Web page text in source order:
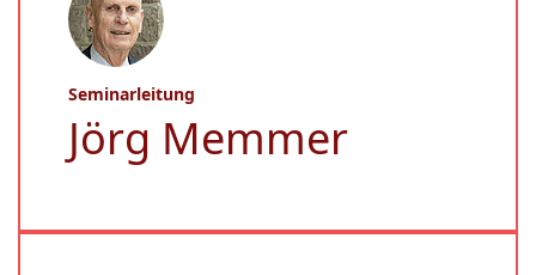
Seminarleitung
Jörg Memmer